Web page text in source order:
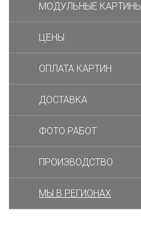
МОДУЛЬНЫЕ КАРТИНЫ
ЦЕНЫ
ОПЛАТА КАРТИН
ДОСТАВКА
ФОТО РАБОТ
ПРОИЗВОДСТВО
МЫ В РЕГИОНАХ